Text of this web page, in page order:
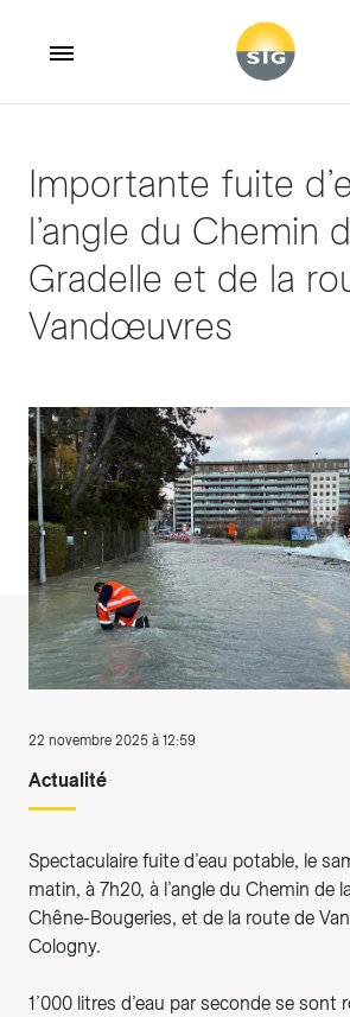
Importante fuite
l’angle du Chemin
Gradelle et de la
Vandœuvres
22 novembre 2025 à 12:59
Actualité
Spectaculaire fuite d’eau potable, le
matin, à 7h20, à l’angle du Chemin de
Chêne-Bougeries, et de la route de
Cologny.
1’000 litres d’eau par seconde se sont